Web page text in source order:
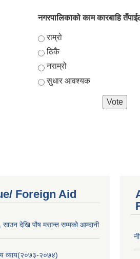
नगरपालिकाको काम कारबाहि
Choices
राम्रो
ठिकै
नराम्रो
सुधार आवश्यक
Foreign Aid
साउन देखि पौष मसान्त सम्मको आम्दानी
२०७४)